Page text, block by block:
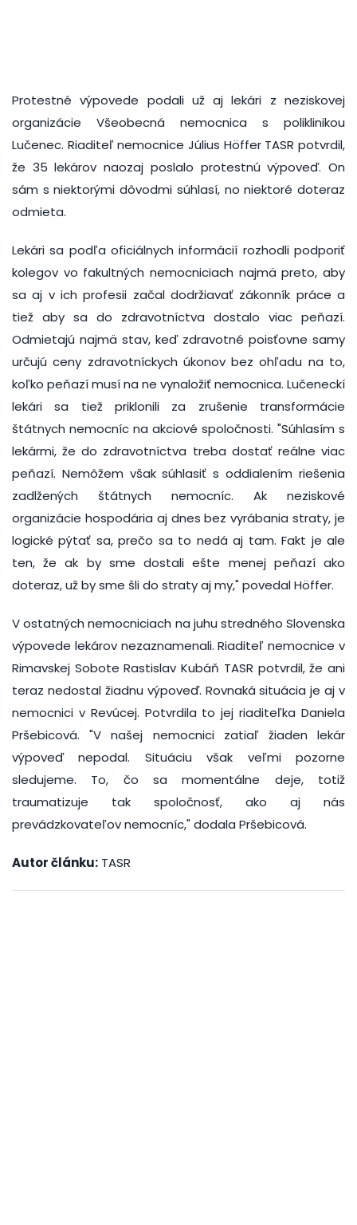
Protestné výpovede podali už aj lekári z neziskovej
organizácie Všeobecná nemocnica s poliklinikou
Lučenec. Riaditeľ nemocnice Július Höffer TASR potvrdil,
že 35 lekárov naozaj poslalo protestnú výpoveď. On
sám s niektorými dôvodmi súhlasí, no niektoré doteraz
odmieta.
Lekári sa podľa oficiálnych informácií rozhodli podporiť
kolegov vo fakultných nemocniciach najmä preto, aby
sa aj v ich profesii začal dodržiavať zákonník práce a
tiež aby sa do zdravotníctva dostalo viac peňazí.
Odmietajú najmä stav, keď zdravotné poisťovne samy
určujú ceny zdravotníckych úkonov bez ohľadu na to,
koľko peňazí musí na ne vynaložiť nemocnica. Lučeneckí
lekári sa tiež priklonili za zrušenie transformácie
štátnych nemocníc na akciové spoločnosti. "Súhlasím s
lekármi, že do zdravotníctva treba dostať reálne viac
peňazí. Nemôžem však súhlasiť s oddialením riešenia
zadlžených štátnych nemocníc. Ak neziskové
organizácie hospodária aj dnes bez vyrábania straty, je
logické pýtať sa, prečo sa to nedá aj tam. Fakt je ale
ten, že ak by sme dostali ešte menej peňazí ako
doteraz, už by sme šli do straty aj my," povedal Höffer.
V ostatných nemocniciach na juhu stredného Slovenska
výpovede lekárov nezaznamenali. Riaditeľ nemocnice v
Rimavskej Sobote Rastislav Kubáň TASR potvrdil, že ani
teraz nedostal žiadnu výpoveď. Rovnaká situácia je aj v
nemocnici v Revúcej. Potvrdila to jej riaditeľka Daniela
Pršebicová. "V našej nemocnici zatiaľ žiaden lekár
výpoveď nepodal. Situáciu však veľmi pozorne
sledujeme. To, čo sa momentálne deje, totiž
traumatizuje tak spoločnosť, ako aj nás
prevádzkovateľov nemocníc," dodala Pršebicová.
Autor článku: TASR